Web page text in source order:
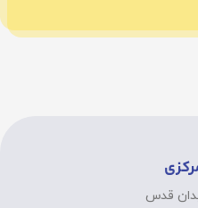
قدس